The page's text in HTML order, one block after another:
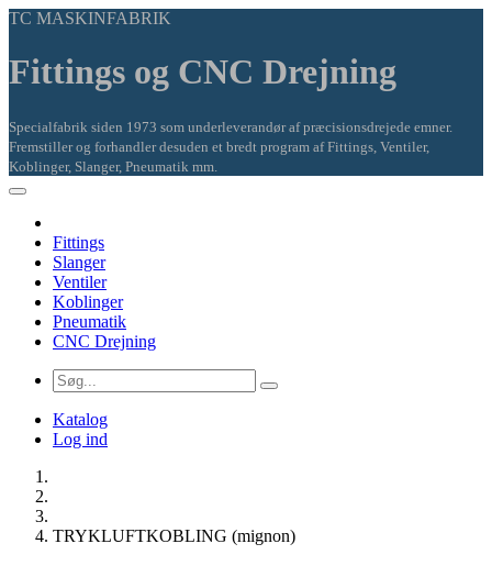
TC MASKINFABRIK
Fittings og CNC Drejning
Specialfabrik siden 1973 som underleverandør af præcisionsdrejede emner.
Fremstiller og forhandler desuden et bredt program af Fittings, Ventiler,
Koblinger, Slanger, Pneumatik mm.
Fittings
Slanger
Ventiler
Koblinger
Pneumatik
CNC Drejning
Katalog
Log ind
TRYKLUFTKOBLING (mignon)